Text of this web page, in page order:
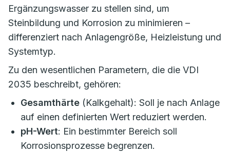
Ergänzungswasser zu stellen sind, um
Steinbildung und Korrosion zu minimieren –
differenziert nach Anlagengröße, Heizleistung und
Systemtyp.
Zu den wesentlichen Parametern, die die VDI
2035 beschreibt, gehören:
Gesamthärte (Kalkgehalt): Soll je nach Anlage
auf einen definierten Wert reduziert werden.
pH-Wert: Ein bestimmter Bereich soll
Korrosionsprozesse begrenzen.